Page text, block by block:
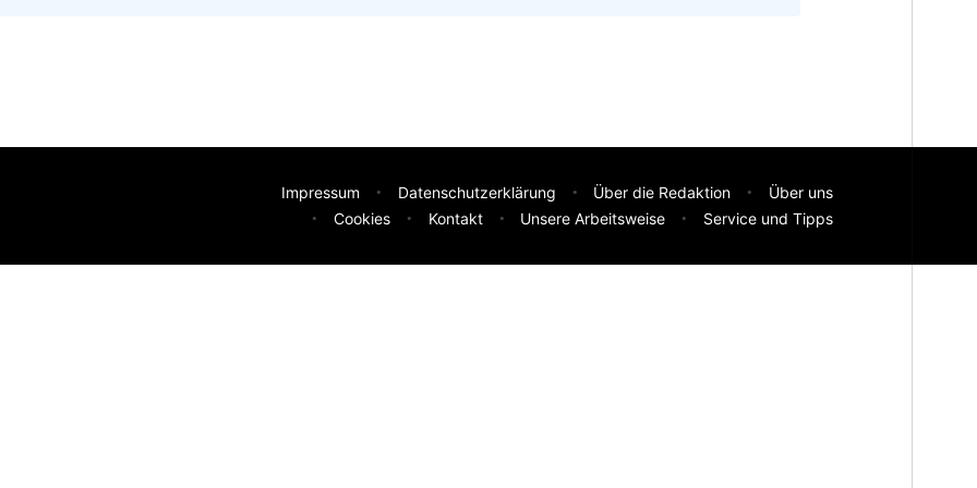
Impressum Datenschutzerklärung Über die Redaktion
Über uns
Cookies
Kontakt Unsere Arbeitsweise Service und Tipps